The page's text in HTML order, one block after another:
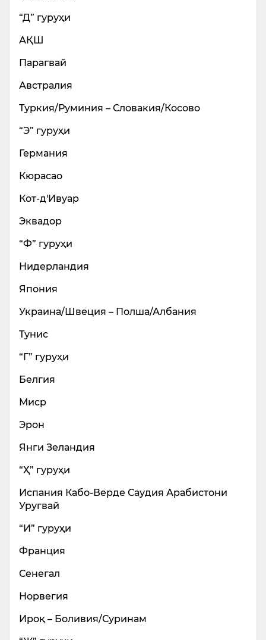
“Д” гуруҳи
АҚШ
Парагвай
Австралия
Туркия/Руминия – Словакия/Косово
“Э” гуруҳи
Германия
Кюрасао
Кот-д'Ивуар
Эквадор
“Ф” гуруҳи
Нидерландия
Япония
Украина/Швеция – Полша/Албания
Тунис
“Г” гуруҳи
Белгия
Миср
Эрон
Янги Зеландия
“Ҳ” гуруҳи
Испания Кабо-Верде Саудия Арабистони
Уругвай
“И” гуруҳи
Франция
Сенегал
Норвегия
Ироқ – Боливия/Суринам